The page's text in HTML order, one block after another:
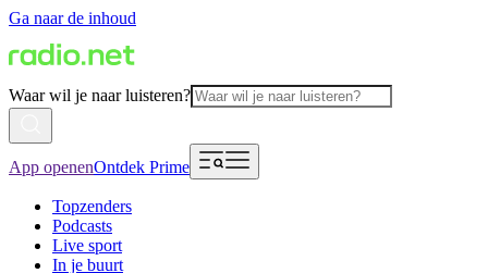
Ga naar de inhoud
Waar wil je naar luisteren?
App openenOntdek Prime
Topzenders
Podcasts
Live sport
In je buurt